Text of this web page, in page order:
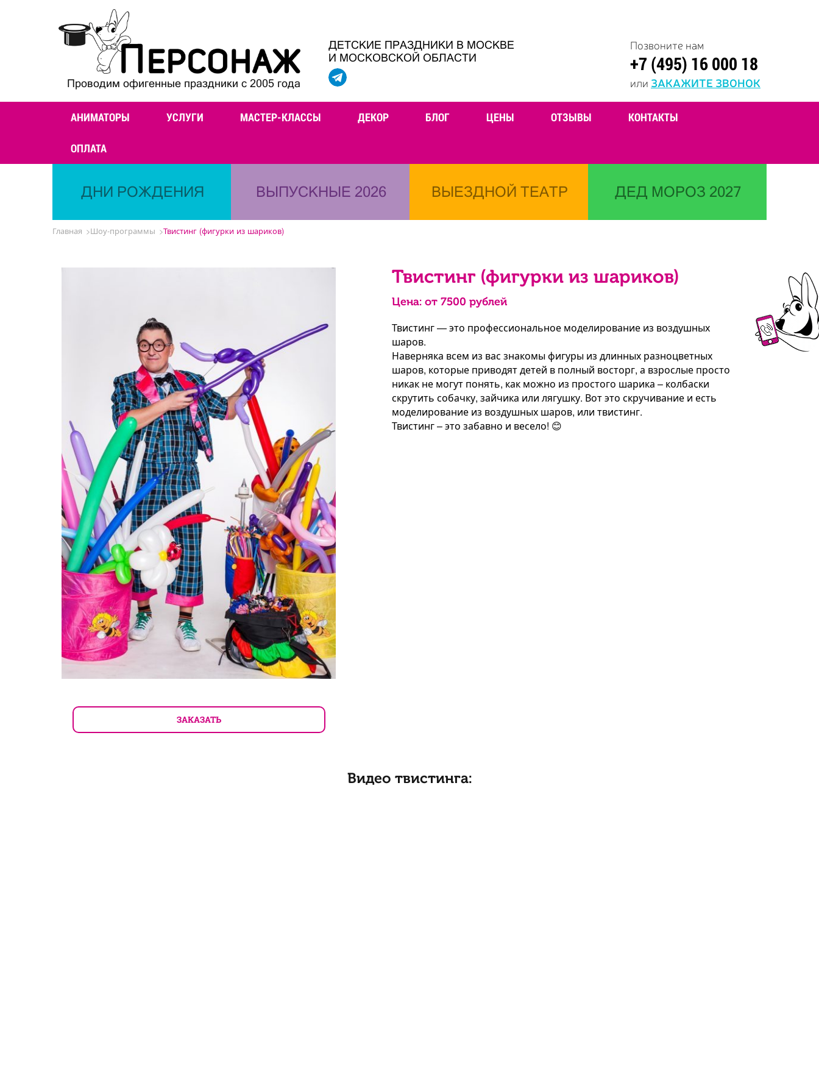
Проводим офигенные праздники с 2005 года
ДЕТСКИЕ ПРАЗДНИКИ В МОСКВЕ
И МОСКОВСКОЙ ОБЛАСТИ
Позвоните нам
+7 (495) 16 000 18
или ЗАКАЖИТЕ ЗВОНОК
АНИМАТОРЫ УСЛУГИ МАСТЕР-КЛАССЫ ДЕКОР БЛОГ ЦЕНЫ ОТЗЫВЫ КОНТАКТЫ
ОПЛАТА
ДНИ РОЖДЕНИЯ ВЫПУСКНЫЕ 2026 ВЫЕЗДНОЙ ТЕАТР ДЕД МОРОЗ 2027
Главная Шоу-программы Твистинг (фигурки из шариков)
ЗАКАЗАТЬ
Твистинг (фигурки из шариков)
Цена: от 7500 рублей
Твистинг — это профессиональное моделирование из воздушных
шаров.
Наверняка всем из вас знакомы фигуры из длинных разноцветных
шаров, которые приводят детей в полный восторг, а взрослые просто
никак не могут понять, как можно из простого шарика – колбаски
скрутить собачку, зайчика или лягушку. Вот это скручивание и есть
моделирование из воздушных шаров, или твистинг.
Твистинг – это забавно и весело! 😊
Видео твистинга: